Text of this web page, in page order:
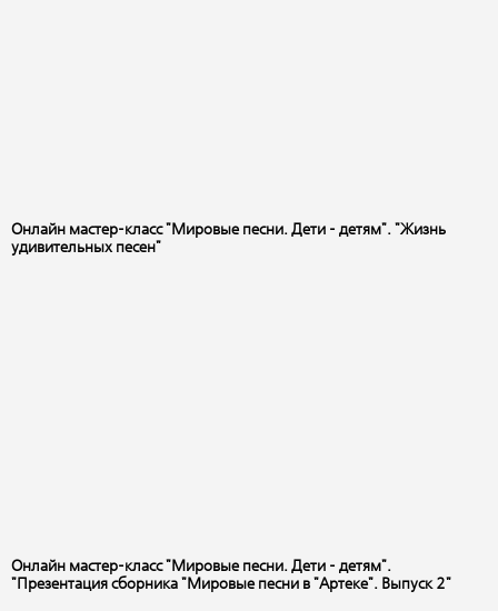
Онлайн мастер-класс "Мировые песни. Дети - детям". "Жизнь
удивительных песен"
Онлайн мастер-класс "Мировые песни. Дети - детям".
"Презентация сборника "Мировые песни в "Артеке". Выпуск 2"